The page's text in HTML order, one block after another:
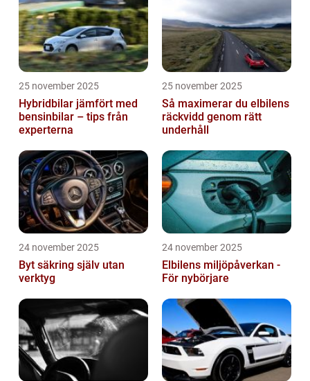
25 november 2025
Hybridbilar jämfört med
bensinbilar – tips från
experterna
25 november 2025
Så maximerar du elbilens
räckvidd genom rätt
underhåll
24 november 2025
Byt säkring själv utan
verktyg
24 november 2025
Elbilens miljöpåverkan -
För nybörjare